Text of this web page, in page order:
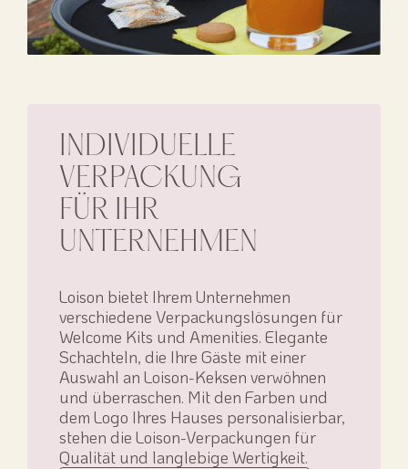
INDIVIDUELLE
VERPACKUNG
FÜR IHR
UNTERNEHMEN
Loison bietet Ihrem Unternehmen
verschiedene Verpackungslösungen für
Welcome Kits und Amenities. Elegante
Schachteln, die Ihre Gäste mit einer
Auswahl an Loison-Keksen verwöhnen
und überraschen. Mit den Farben und
dem Logo Ihres Hauses personalisierbar,
stehen die Loison-Verpackungen für
Qualität und langlebige Wertigkeit.